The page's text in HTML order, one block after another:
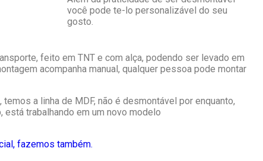
você pode te-lo personalizável do seu
gosto.
feito em TNT e com alça, podendo ser levado em
acompanha manual, qualquer pessoa pode montar
a linha de MDF, não é desmontável por enquanto,
trabalhando em um novo modelo
fazemos também.